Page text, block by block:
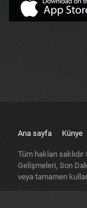
Ana sayfa Künye
Tüm hakları
Gelişmeleri, Son
veya tamamen